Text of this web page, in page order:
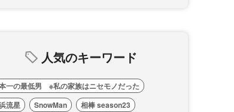
人気のキーワード
一の最低男 ※私の家族はニセモノだった
流星
SnowMan 相棒 season23